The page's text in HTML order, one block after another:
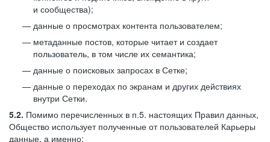
и сообщества);
данные о просмотрах контента пользователем;
метаданные постов, которые читает и создает
пользователь, в том числе их семантика;
данные о поисковых запросах в Сетке;
данные о переходах по экранам и других действиях
внутри Сетки.
5.2. Помимо перечисленных в п.5. настоящих Правил данных,
Общество использует полученные от пользователей Карьеры
данные, а именно: